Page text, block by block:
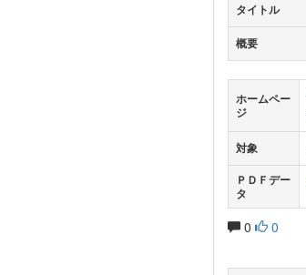
タイトル
概要
ホームペー
ジ
対象
ＰＤＦデー
タ
0 0